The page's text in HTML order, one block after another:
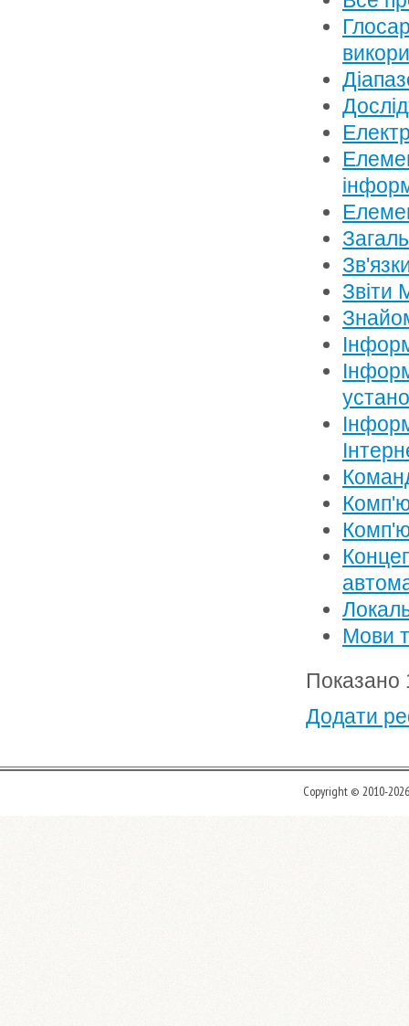
Звіти
Мови
Показано
Додати
Copyright © 2010-